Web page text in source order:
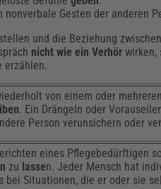
nonverbale Gesten der anderen
und die Beziehung
nicht wie ein Verhör wirken,
erzählen.
von einem oder
. Ein Drängeln oder
Person verunsichern oder
eines Pflegebedürftigen
zu lassen. Jeder Mensch hat
bei Situationen, die er oder sie